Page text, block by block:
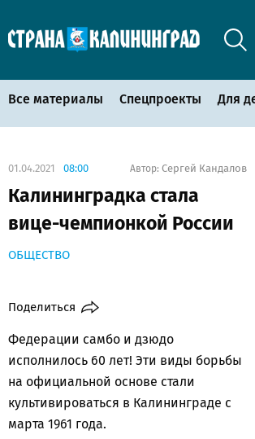
Все материалы Спецпроекты Для
01.04.2021 08:00 Автор: Сергей Кандалов
Калининградка стала
вице-чемпионкой России
ОБЩЕСТВО
Поделиться
Федерации самбо и дзюдо
исполнилось 60 лет! Эти виды борьбы
на официальной основе стали
культивироваться в Калининграде с
марта 1961 года.